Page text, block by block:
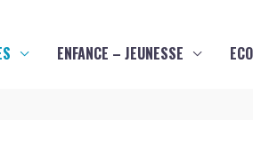
ENFANCE – JEUNESSE